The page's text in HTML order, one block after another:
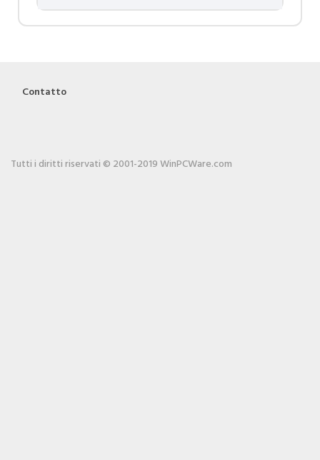
Contatto
Tutti i diritti riservati © 2001-2019 WinPCWare.com